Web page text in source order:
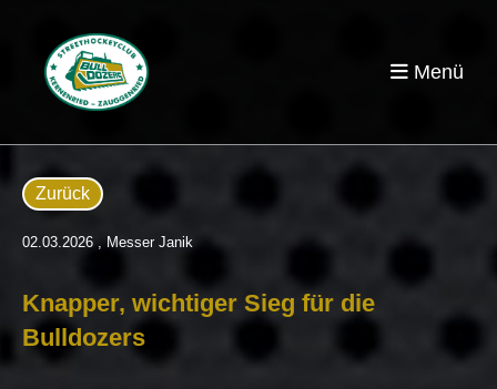
Menü
Zurück
02.03.2026 , Messer Janik
Knapper, wichtiger Sieg für die
Bulldozers